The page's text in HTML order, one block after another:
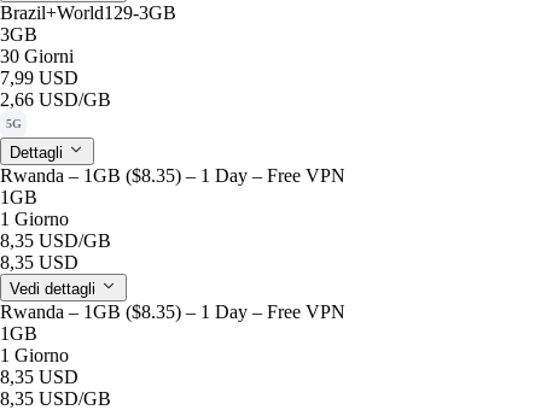
Brazil+World129-3GB
3GB
30 Giorni
7,99 USD
2,66 USD/GB
5G
Dettagli
Rwanda – 1GB ($8.35) – 1 Day – Free VPN
1GB
1 Giorno
8,35 USD/GB
8,35 USD
Vedi dettagli
Rwanda – 1GB ($8.35) – 1 Day – Free VPN
1GB
1 Giorno
8,35 USD
8,35 USD/GB